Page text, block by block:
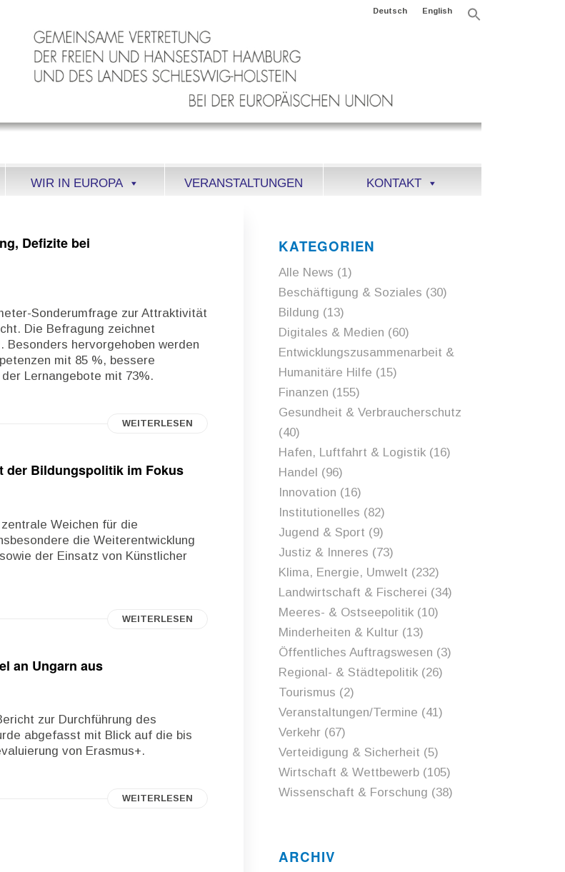
Deutsch English
WIR IN EUROPA VERANSTALTUNGEN KONTAKT
Defizite bei
Sonderumfrage zur Attraktivität
Die Befragung zeichnet
Besonders hervorgehoben werden
mit 85 %, bessere
Lernangebote mit 73%.
WEITERLESEN
der Bildungspolitik im Fokus
Weichen für die
die Weiterentwicklung
der Einsatz von Künstlicher
WEITERLESEN
an Ungarn aus
zur Durchführung des
abgefasst mit Blick auf die bis
von Erasmus+.
WEITERLESEN
KATEGORIEN
Alle News (1)
Beschäftigung & Soziales (30)
Bildung (13)
Digitales & Medien (60)
Entwicklungszusammenarbeit &
Humanitäre Hilfe (15)
Finanzen (155)
Gesundheit & Verbraucherschutz
(40)
Hafen, Luftfahrt & Logistik(16)
Handel (96)
Innovation (16)
Institutionelles (82)
Jugend & Sport (9)
Justiz & Inneres (73)
Klima, Energie, Umwelt (232)
Landwirtschaft & Fischerei (34)
Meeres- & Ostseepolitik(10)
Minderheiten & Kultur(13)
Öffentliches Auftragswesen (3)
Regional- & Städtepolitik(26)
Tourismus (2)
Veranstaltungen/Termine (41)
Verkehr(67)
Verteidigung & Sicherheit (5)
Wirtschaft & Wettbewerb(105)
Wissenschaft & Forschung (38)
ARCHIV